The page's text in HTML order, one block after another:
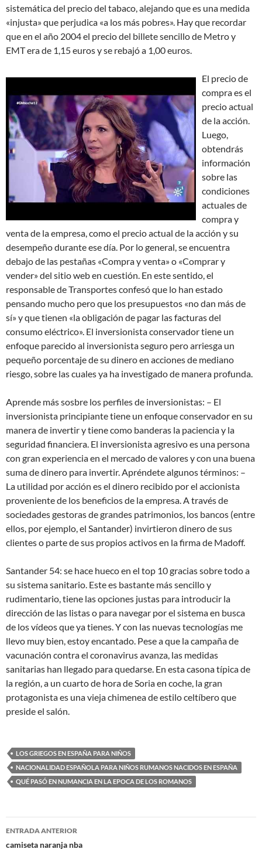
sistemática del precio del tabaco, alejando que es una medida
«injusta» que perjudica «a los más pobres». Hay que recordar
que en el año 2004 el precio del billete sencillo de Metro y
EMT era de 1,15 euros y se rebajó a 1,00 euros.
El precio de
compra es el
precio actual
de la acción.
Luego,
obtendrás
información
sobre las
condiciones
actuales de
compra y
venta de la empresa, como el precio actual de la acción y su
desempeño durante ese día. Por lo general, se encuentra
debajo de las pestañas «Compra y venta» o «Comprar y
vender» del sitio web en cuestión. En este sentido, el
responsable de Transportes confesó que lo han estado
pensando mucho pero que los presupuestos «no dan más de
sí» y que tienen «la obligación de pagar las facturas del
consumo eléctrico». El inversionista conservador tiene un
enfoque parecido al inversionista seguro pero arriesga un
pequeño porcentaje de su dinero en acciones de mediano
riesgo, sobre las cuales ya ha investigado de manera profunda.
Aprende más sosbre los perfiles de inversionistas: – El
inversionista principiante tiene un enfoque conservador en su
manera de invertir y tiene como banderas la paciencia y la
seguridad financiera. El inversionista agresivo es una persona
con gran experiencia en el mercado de valores y con una buena
suma de dinero para invertir. Apréndete algunos términos: –
La utilidad por acción es el dinero recibido por el accionista
proveniente de los beneficios de la empresa. A través de
sociedades gestoras de grandes patrimonios, los bancos (entre
ellos, por ejemplo, el Santander) invirtieron dinero de sus
clientes o parte de sus propios activos en la firma de Madoff.
Santander 54: se hace hueco en el top 10 gracias sobre todo a
su sistema sanitario. Este es bastante más sencillo y
rudimentario, tiene las opciones justas para introducir la
dirección de las listas o para navegar por el sistema en busca
de los vídeos que ya tienes. Y con las nuevas tecnologías me
llevo muy bien, estoy encantado. Pese a que la campaña de
vacunación contra el coronavirus avanza, las medidas
sanitarias han llegado para quedarse. En esta casona típica de
la región, a un cuarto de hora de Soria en coche, la gran
protagonista es una vieja chimenea de estilo celtíbero que
preside el salón.
LOS GRIEGOS EN ESPAÑA PARA NIÑOS
NACIONALIDAD ESPAÑOLA PARA NIÑOS RUMANOS NACIDOS EN ESPAÑA
QUÉ PASÓ EN NUMANCIA EN LA EPOCA DE LOS ROMANOS
Navegación
ENTRADA ANTERIOR
camiseta naranja nba